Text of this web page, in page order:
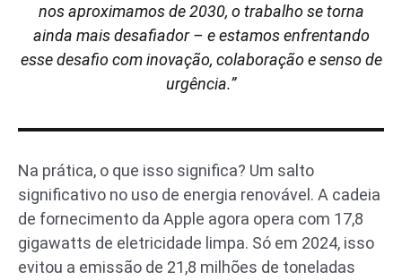
nos aproximamos de 2030, o trabalho se torna
ainda mais desafiador – e estamos enfrentando
esse desafio com inovação, colaboração e senso de
urgência.”
Na prática, o que isso significa? Um salto
significativo no uso de energia renovável. A cadeia
de fornecimento da Apple agora opera com 17,8
gigawatts de eletricidade limpa. Só em 2024, isso
evitou a emissão de 21,8 milhões de toneladas